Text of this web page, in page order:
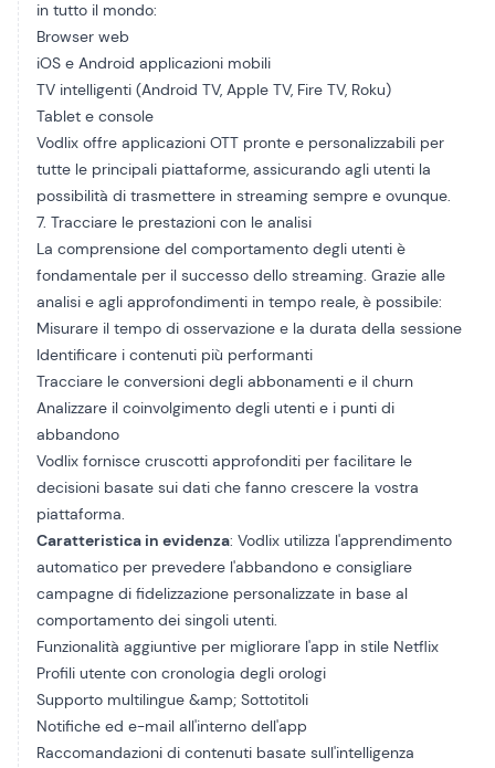
in tutto il mondo:
Browser web
iOS e Android applicazioni mobili
TV intelligenti (Android TV, Apple TV, Fire TV, Roku)
Tablet e console
Vodlix offre applicazioni OTT pronte e personalizzabili per
tutte le principali piattaforme, assicurando agli utenti la
possibilità di trasmettere in streaming sempre e ovunque.
7. Tracciare le prestazioni con le analisi
La comprensione del comportamento degli utenti è
fondamentale per il successo dello streaming. Grazie alle
analisi e agli approfondimenti in tempo reale, è possibile:
Misurare il tempo di osservazione e la durata della sessione
Identificare i contenuti più performanti
Tracciare le conversioni degli abbonamenti e il churn
Analizzare il coinvolgimento degli utenti e i punti di
abbandono
Vodlix fornisce cruscotti approfonditi per facilitare le
decisioni basate sui dati che fanno crescere la vostra
piattaforma.
Caratteristica in evidenza: Vodlix utilizza l'apprendimento
automatico per prevedere l'abbandono e consigliare
campagne di fidelizzazione personalizzate in base al
comportamento dei singoli utenti.
Funzionalità aggiuntive per migliorare l'app in stile Netflix
Profili utente con cronologia degli orologi
Supporto multilingue &amp; Sottotitoli
Notifiche ed e-mail all'interno dell'app
Raccomandazioni di contenuti basate sull'intelligenza